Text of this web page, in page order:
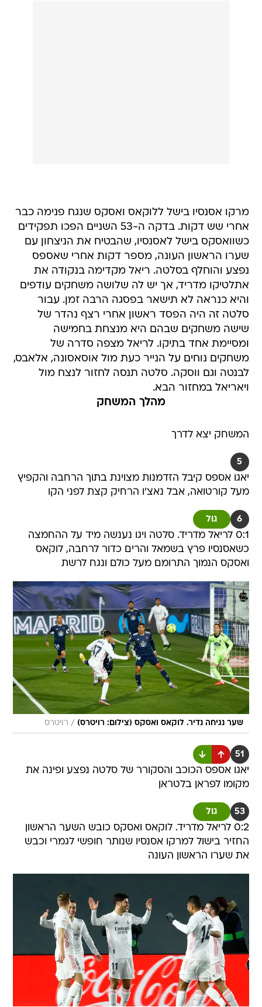
מרקו אסנסיו בישל ללוקאס ואסקס שנגח פנימה כבר
אחרי שש דקות. בדקה ה-53 השניים הפכו תפקידים
כשוואסקס בישל לאסנסיו, שהבטיח את הניצחון עם
שערו הראשון העונה, מספר דקות אחרי שאספס
נפצע והוחלף בסלטה. ריאל מקדימה בנקודה את
אתלטיקו מדריד, אך יש לה שלושה משחקים עודפים
והיא כנראה לא תישאר בפסגה הרבה זמן. עבור
סלטה זה היה הפסד ראשון אחרי רצף נהדר של
שישה משחקים שבהם היא מנצחת בחמישה
ומסיימת אחד בתיקו. לריאל מצפה סדרה של
משחקים נוחים על הנייר כעת מול אוסאסונה, אלאבס,
לבנטה וגם ווסקה. סלטה תנסה לחזור לנצח מול
ויאריאל במחזור הבא.
מהלך המשחק
המשחק יצא לדרך
5
יאגו אספס קיבל הזדמנות מצוינת בתוך הרחבה והקפיץ
מעל קורטואה, אבל נאצ'ו הרחיק קצת לפני הקו
6 גול
0:1 לריאל מדריד. סלטה ויגו נענשה מיד על ההחמצה
כשאסנסיו פרץ בשמאל והרים כדור לרחבה, לוקאס
ואסקס הנמוך התרומם מעל כולם ונגח לרשת
שער נגיחה נדיר. לוקאס ואסקס (צילום: רויטרס) / רויטרס
51
יאגו אספס הכוכב והסקורר של סלטה נפצע ופינה את
מקומו לפראן בלטראן
53 גול
0:2 לריאל מדריד. לוקאס ואסקס כובש השער הראשון
החזיר בישול למרקו אסנסיו שנותר חופשי לגמרי וכבש
את שערו הראשון העונה